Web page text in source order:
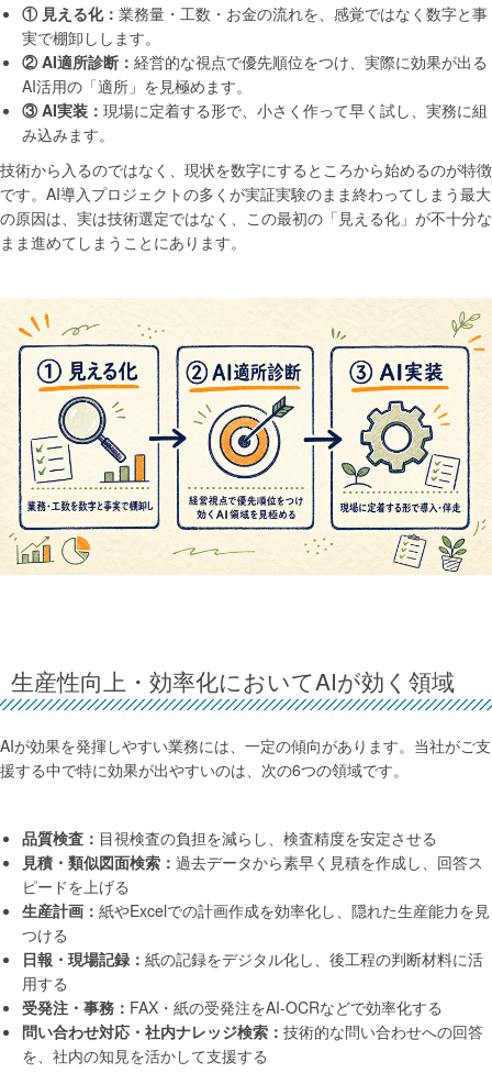
① 見える化： 業務量・工数・お金の流れを、感覚ではなく数字と事
実で棚卸しします。
② AI適所診断： 経営的な視点で優先順位をつけ、実際に効果が出る
AI活用の「適所」を見極めます。
③ AI実装： 現場に定着する形で、小さく作って早く試し、実務に組
み込みます。
技術から入るのではなく、現状を数字にするところから始めるのが特徴
です。AI導入プロジェクトの多くが実証実験のまま終わってしまう最大
の原因は、実は技術選定ではなく、この最初の「見える化」が不十分な
まま進めてしまうことにあります。
生産性向上・効率化においてAIが効く領域
AIが効果を発揮しやすい業務には、一定の傾向があります。当社がご支
援する中で特に効果が出やすいのは、次の6つの領域です。
品質検査： 目視検査の負担を減らし、検査精度を安定させる
見積・類似図面検索： 過去データから素早く見積を作成し、回答ス
ピードを上げる
生産計画： 紙やExcelでの計画作成を効率化し、隠れた生産能力を見
つける
日報・現場記録： 紙の記録をデジタル化し、後工程の判断材料に活
用する
受発注・事務： FAX・紙の受発注をAI-OCRなどで効率化する
問い合わせ対応・社内ナレッジ検索： 技術的な問い合わせへの回答
を、社内の知見を活かして支援する